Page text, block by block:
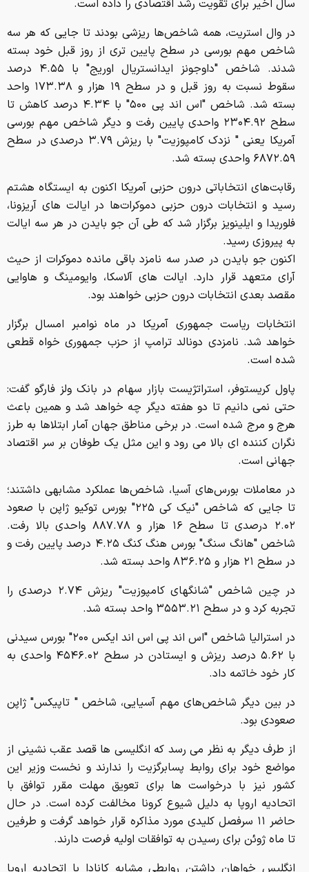
سال اخیر برای تقویت رشد اقتصادی را داده است.
در وال استریت، همه شاخص‌ها ریزشی بودند تا جایی که هر سه
شاخص مهم بورسی در سطح پایین تری از روز قبل خود بسته
شدند. شاخص "داوجونز ایدانستریال اوریج" با ۴.۵۵ درصد
سقوط نسبت به روز قبل و در سطح ۱۹ هزار و ۱۷۳.۳۸ واحد
بسته شد. شاخص "اس اند پی ۵۰۰" با ۴.۳۴ درصد کاهش تا
سطح ۲۳۰۴.۹۲ واحدی پایین رفت و دیگر شاخص مهم بورسی
آمریکا یعنی " نزدک کامپوزیت" با ریزش ۳.۷۹ درصدی در سطح
۶۸۷۲.۵۹ واحدی بسته شد.
رقابت‌های انتخاباتی درون حزبی آمریکا اکنون به ایستگاه هشتم
رسید و انتخابات درون حزبی دموکرات‌ها در ایالت های آریزونا،
فلوریدا و ایلینویز برگزار شد که طی آن جو بایدن در هر سه ایالت
به پیروزی رسید.
اکنون جو بایدن در صدر سه نامزد باقی مانده دموکرات از حیث
آرای متعهد قرار دارد. ایالت های آلاسکا، وایومینگ و هاوایی
مقصد بعدی انتخابات درون حزبی خواهند بود.
انتخابات ریاست جمهوری آمریکا در ماه نوامبر امسال برگزار
خواهد شد. نامزدی دونالد ترامپ از حزب جمهوری خواه قطعی
شده است.
پاول کریستوفر، استراتژیست بازار سهام در بانک ولز فارگو گفت:
حتی نمی دانیم تا دو هفته دیگر چه خواهد شد و همین باعث
هرج و مرج شده است. در برخی مناطق جهان آمار ابتلاها به طرز
نگران کننده ای بالا می رود و این مثل یک طوفان بر سر اقتصاد
جهانی است.
در معاملات بورس‌های آسیا، شاخص‌ها عملکرد مشابهی داشتند؛
تا جایی که شاخص "نیک کی ۲۲۵" بورس توکیو ژاپن با صعود
۲.۰۲ درصدی تا سطح ۱۶ هزار و ۸۸۷.۷۸ واحدی بالا رفت.
شاخص "هانگ سنگ" بورس هنگ کنگ ۴.۲۵ درصد پایین رفت و
در سطح ۲۱ هزار و ۸۳۶.۲۵ واحد بسته شد.
در چین شاخص "شانگهای کامپوزیت" ریزش ۲.۷۴ درصدی را
تجربه کرد و در سطح ۳۵۵۳.۲۱ واحد بسته شد.
در استرالیا شاخص "اس اند پی اس اند ایکس ۲۰۰" بورس سیدنی
با ۵.۶۲ درصد ریزش و ایستادن در سطح ۴۵۴۶.۰۲ واحدی به
کار خود خاتمه داد.
در بین دیگر شاخص‌های مهم آسیایی، شاخص " تاپیکس" ژاپن
صعودی بود.
از طرف دیگر به نظر می رسد که انگلیسی ها قصد عقب نشینی از
مواضع خود برای روابط پسابرگزیت را ندارند و نخست وزیر این
کشور نیز با درخواست ها برای تعویق مهلت مقرر توافق با
اتحادیه اروپا به دلیل شیوع کرونا مخالفت کرده است. در حال
حاضر ۱۱ سرفصل کلیدی مورد مذاکره قرار خواهد گرفت و طرفین
تا ماه ژوئن برای رسیدن به توافقات اولیه فرصت دارند.
انگلیس خواهان داشتن روابطی مشابه کانادا با اتحادیه اروپا